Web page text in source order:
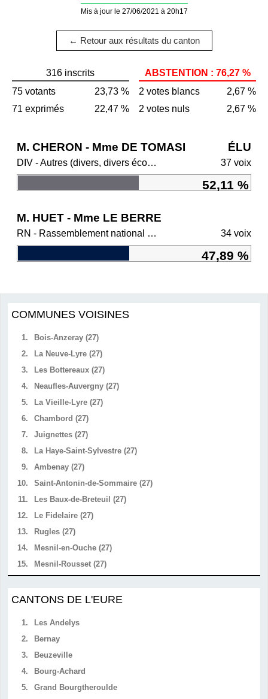
Mis à jour le 27/06/2021 à 20h17
← Retour aux résultats du canton
316 inscrits
75 votants
23,73 %
71 exprimés
22,47 %
ABSTENTION : 76,27 %
2 votes blancs
2,67 %
2 votes nuls
2,67 %
M. CHERON - Mme DE TOMASI ÉLU
DIV - Autres (divers, divers écologistes, régionalistes) 37 voix
52,11 %
M. HUET - Mme LE BERRE
RN - Rassemblement national et ses alliés 34 voix
47,89 %
COMMUNES VOISINES
1.
Bois-Anzeray (27)
2.
La Neuve-Lyre (27)
3.
Les Bottereaux (27)
4.
Neaufles-Auvergny (27)
5.
La Vieille-Lyre (27)
6.
Chambord (27)
7.
Juignettes (27)
8.
La Haye-Saint-Sylvestre (27)
9.
Ambenay (27)
10.
Saint-Antonin-de-Sommaire (27)
11.
Les Baux-de-Breteuil (27)
12.
Le Fidelaire (27)
13.
Rugles (27)
14.
Mesnil-en-Ouche (27)
15.
Mesnil-Rousset (27)
CANTONS DE L'EURE
1.
Les Andelys
2.
Bernay
3.
Beuzeville
4.
Bourg-Achard
5.
Grand Bourgtheroulde